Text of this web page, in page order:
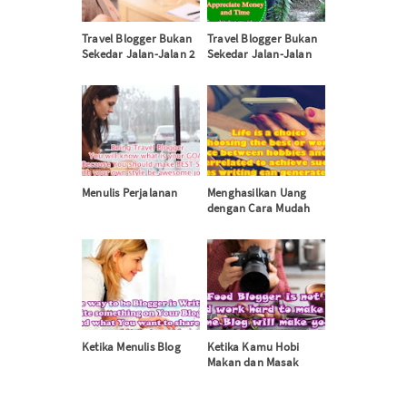
Travel Blogger Bukan
Sekedar Jalan-Jalan 2
Travel Blogger Bukan
Sekedar Jalan-Jalan
Menulis Perjalanan
Menghasilkan Uang
dengan Cara Mudah
Ketika Menulis Blog
Ketika Kamu Hobi
Makan dan Masak